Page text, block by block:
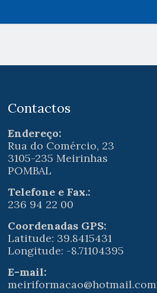
Contactos
Endereço:
Rua do Comércio, 23
3105-235 Meirinhas
POMBAL
Telefone e Fax.:
236 94 22 00
Coordenadas GPS:
Latitude: 39.8415431
Longitude: -8.71104395
E-mail:
meiriformacao@hotmail.com